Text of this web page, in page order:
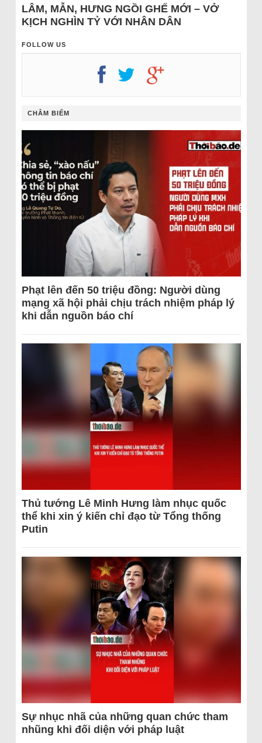
LÂM, MẪN, HƯNG NGỒI GHẾ MỚI – VỞ
KỊCH NGHÌN TỶ VỚI NHÂN DÂN
FOLLOW US
CHÂM BIẾM
Phạt lên đến 50 triệu đồng: Người dùng
mạng xã hội phải chịu trách nhiệm pháp lý
khi dẫn nguồn báo chí
Thủ tướng Lê Minh Hưng làm nhục quốc
thể khi xin ý kiến chỉ đạo từ Tổng thống
Putin
Sự nhục nhã của những quan chức tham
nhũng khi đối diện với pháp luật